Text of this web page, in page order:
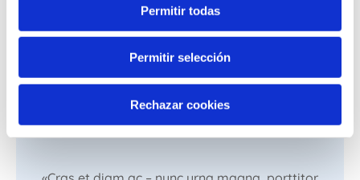
Permitir todas
Permitir selección
Rechazar cookies